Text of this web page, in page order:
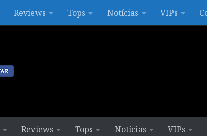
Reviews Tops Notícias VIPs
Reviews Tops Notícias VIPs